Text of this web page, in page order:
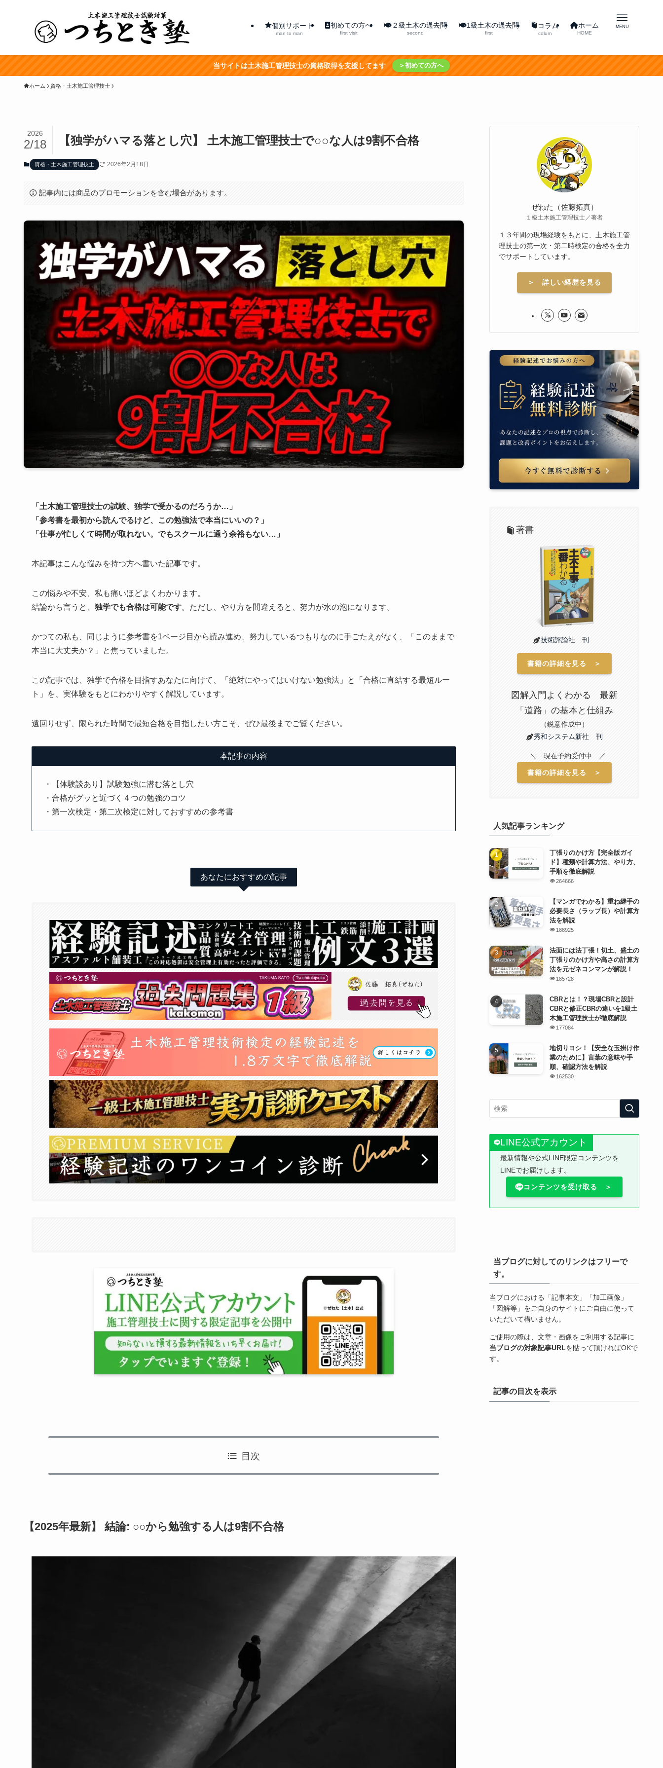
個別サポート
man to man
初めての方へ
first visit
２級土木の過去問
second
1級土木の過去問
first
コラム
colum
ホーム
HOME
MENU
当サイトは土木施工管理技士の資格取得を支援してます ＞初めての方へ
ホーム 資格・土木施工管理技士
【独学がハマる落とし穴】 土木施工管理技士で○○な人は9割不合格
2026
2/18
資格・土木施工管理技士 2026年2月18日
記事内には商品のプロモーションを含む場合があります。
「土木施工管理技士の試験、独学で受かるのだろうか…」
「参考書を最初から読んでるけど、この勉強法で本当にいいの？」
「仕事が忙しくて時間が取れない。でもスクールに通う余裕もない…」
本記事はこんな悩みを持つ方へ書いた記事です。
この悩みや不安、私も痛いほどよくわかります。
結論から言うと、 独学でも合格は可能です。ただし、やり方を間違えると、努力が水の泡になります。
かつての私も、同じように参考書を1ページ目から読み進め、努力しているつもりなのに手ごたえがなく、「このままで
本当に大丈夫か？」と焦っていました。
この記事では、独学で合格を目指すあなたに向けて、「絶対にやってはいけない勉強法」と「合格に直結する最短ルー
ト」を、実体験をもとにわかりやすく解説しています。
遠回りせず、限られた時間で最短合格を目指したい方こそ、ぜひ最後までご覧ください。
本記事の内容
・【体験談あり】試験勉強に潜む落とし穴
・合格がグッと近づく４つの勉強のコツ
・第一次検定・第二次検定に対しておすすめの参考書
あなたにおすすめの記事
目次
【2025年最新】 結論: ○○から勉強する人は9割不合格
ぜねた（佐藤拓真）
１級土木施工管理技士／著者
１３年間の現場経験をもとに、土木施工管
理技士の第一次・第二時検定の合格を全力
でサポートしています。
＞ 詳しい経歴を見る
著書
技術評論社 刊
書籍の詳細を見る ＞
図解入門よくわかる 最新
「道路」の基本と仕組み
（鋭意作成中）
秀和システム新社 刊
＼ 現在予約受付中 ／
書籍の詳細を見る ＞
人気記事ランキング
丁張りのかけ方【完全版ガイ
ド】種類や計算方法、やり方、
手順を徹底解説
264666
【マンガでわかる】重ね継手の
必要長さ（ラップ長）や計算方
法を解説
188925
法面には法丁張！切土、盛土の
丁張りのかけ方や高さの計算方
法を元ゼネコンマンが解説！
185728
CBRとは！？現場CBRと設計
CBRと修正CBRの違いを1級土
木施工管理技士が徹底解説
177084
地切りヨシ！【安全な玉掛け作
業のために】言葉の意味や手
順、確認方法を解説
162530
LINE公式アカウント
最新情報や公式LINE限定コンテンツを
LINEでお届けします。
コンテンツを受け取る ＞
当ブログに対してのリンクはフリーで
す。
当ブログにおける「記事本文」「加工画像」
「図解等」をご自身のサイトにご自由に使って
いただいて構いません。
ご使用の際は、文章・画像をご利用する記事に
当ブログの対象記事URLを貼って頂ければOKで
す。
記事の目次を表示